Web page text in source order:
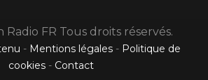
Radio FR Tous droits réservés.
- Mentions légales - Politique de
cookies - Contact